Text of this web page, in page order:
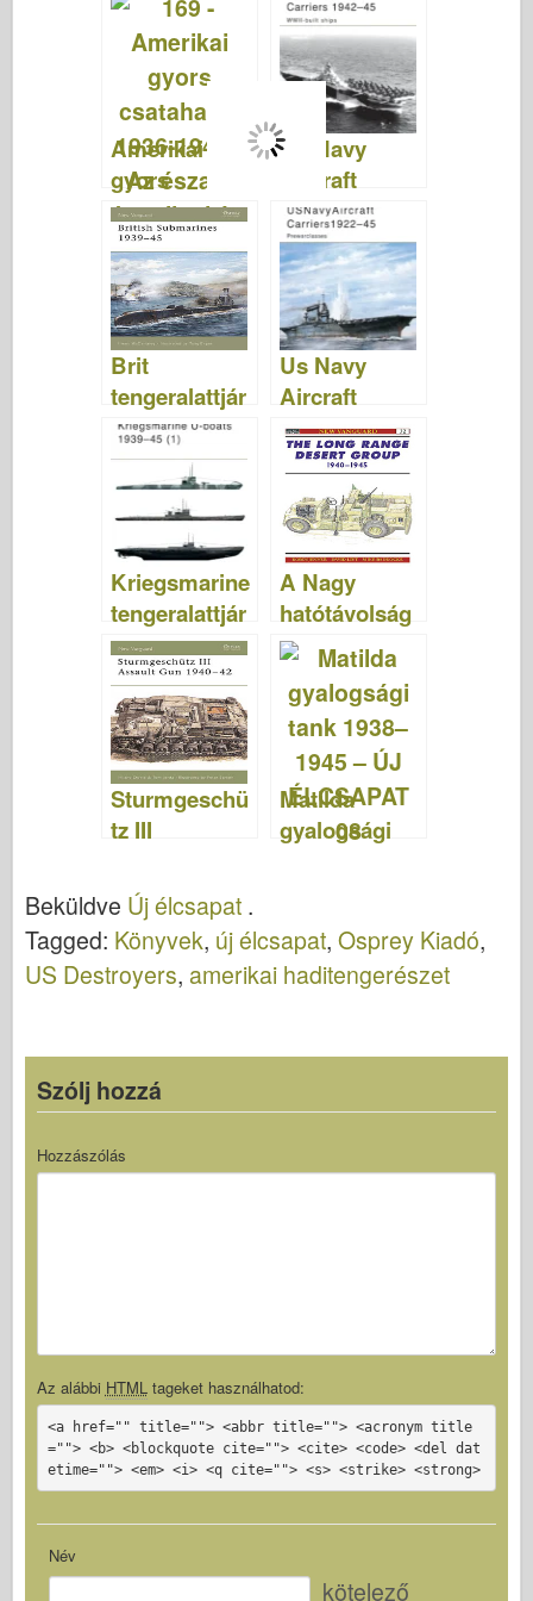
VANGUARD
75
1938–1991 –
ÚJ
VANGUARD
Amerikai
gyors
csatahajók
1936–1947 –
ÚJ
VANGUARD
169
Us Navy
Aircraft
Carriers
1942–1945 –
ÚJ
VANGUARD
130
Brit
tengeralattjár
ók 1939–45 –
ÚJ
ÉLCSAPAT
129
Us Navy
Aircraft
Carriers
1922–1945 –
ÚJ
VANGUARD
114
Kriegsmarine
tengeralattjár
ók 1939–45
(1) – ÚJ
ÉLCSAPAT
51
A Nagy
hatótávolság
ú sivatagi
csoport 1940-
1945 – ÚJ
VANGUARD
32
Sturmgeschü
tz III
1940–42 – ÚJ
VANGUARD
19
Matilda
gyalogsági
08
Beküldve Új élcsapat .
Tagged: Könyvek, új élcsapat, Osprey Kiadó,
US Destroyers, amerikai haditengerészet
Szólj hozzá
Hozzászólás
Az alábbi HTMLtageket használhatod:
<a href="" title=""> <abbr title=""> <acronym title
=""> <b> <blockquote cite=""> <cite> <code> <del dat
etime=""> <em> <i> <q cite=""> <s> <strike> <strong>
Név
kötelező